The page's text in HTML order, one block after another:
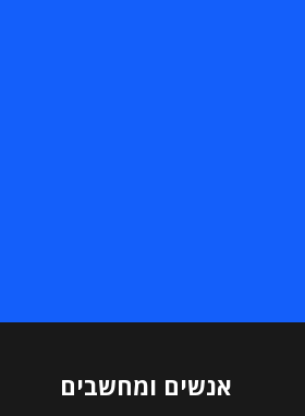
אנשים ומחשבים